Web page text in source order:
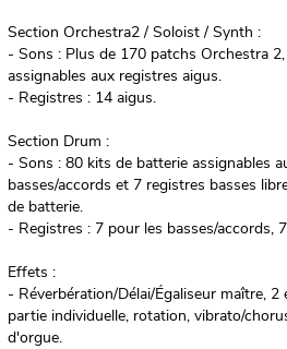
Section Orchestra2 / Soloist / Synth :
- Sons : Plus de 170 patchs Orchestra
assignables aux registres aigus.
- Registres : 14 aigus.
Section Drum :
- Sons : 80 kits de batterie assignables
basses/accords et 7 registres basses
de batterie.
- Registres : 7 pour les basses/accords,
Effets :
- Réverbération/Délai/Égaliseur maître,
partie individuelle, rotation, vibrato/
d'orgue.